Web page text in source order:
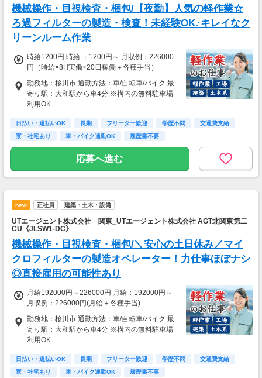
機械操作・目視検査・梱包/【夜勤】人気の軽作業☆
ろ過フィルターの製造・検査！未経験OK♪キレイなク
リーンルーム作業
時給1200円 時給 ：1200円～ 月収例：226000
円（時給×8H実働×20日稼働＋各種手当）
勤務地：桜川市 通勤方法：車/自転車/バイク 最
寄り駅：大和駅から車4分 ※構内の無料駐車場
利用OK
日払い・週払いOK 長期 フリーター歓迎 学歴不問
交通費支給
寮・社宅あり
車・バイク通勤OK 履歴書不要
応募へ進む
new 正社員 建築・土木・設備
UTエージェント株式会社 関東_UTエージェント株式会社 AGT北関東第二
CU《JLSW1-DC》
機械操作・目視検査・梱包/＼安心の土日休み／マイ
クロフィルターの製造オペレーター！力仕事ほぼナシ
◎直接雇用の可能性あり
月給192000円～226000円 月給：192000円～
月収例：226000円(月給＋各種手当)
勤務地：桜川市 通勤方法：車/自転車/バイク 最
寄り駅：大和駅から車4分 ※構内の無料駐車場
利用OK
日払い・週払いOK 長期 フリーター歓迎 学歴不問
交通費支給
寮・社宅あり
車・バイク通勤OK 履歴書不要